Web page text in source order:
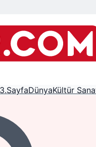
3.SayfaDünyaKültür